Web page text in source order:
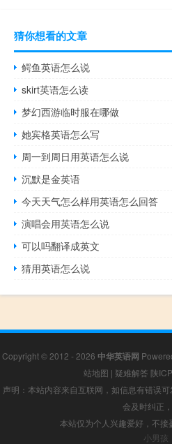
猜你想看的文章
鳄鱼英语怎么说
skirt英语怎么读
梦幻西游临时服在哪做
她宾格英语怎么写
周一到周日用英语怎么说
沉默是金英语
今天天气怎么样用英语怎么回答
演唱会用英语怎么说
可以吗翻译成英文
猜用英语怎么说
Copyright © 2012 - 2026 中华英语网
站地图 | 疑难解答 陕
声明：本站内容来自互联网，如信息有错误
会及时纠正
本站仅为个人兴趣爱好，不接
小男孩